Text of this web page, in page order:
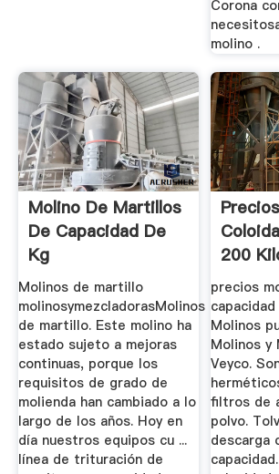
Corona
molino .
Molino De Martillos
De Capacidad De
Kg
Molinos de martillo
molinosymezcladorasMolinos
de martillo. Este molino ha
estado sujeto a mejoras
continuas, porque los
requisitos de grado de
molienda han cambiado a lo
largo de los años. Hoy en
día nuestros equipos cu ...
línea de trituración de
200
precios
Molinos
Molinos y
Veyco.
filtros de
polvo.
descarga